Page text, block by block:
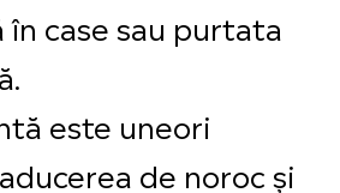
case sau purtata
este uneori
de noroc și